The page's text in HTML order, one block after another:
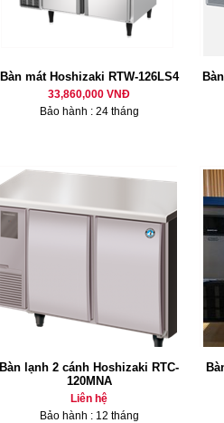
Bàn mát Hoshizaki RTW-126LS4
33,860,000 VNĐ
Bảo hành : 24 tháng
Bàn lạnh 2 cánh Hoshizaki RTC-
120MNA
Liên hệ
Bảo hành : 12 tháng